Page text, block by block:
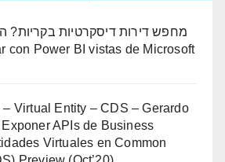
מחפש דירות דיסקרטיות בקריות?
con Power BI vistas de Microsoft
Virtual Entity – CDS – Gerardo
Exponer APIs de Business
Virtuales en Common